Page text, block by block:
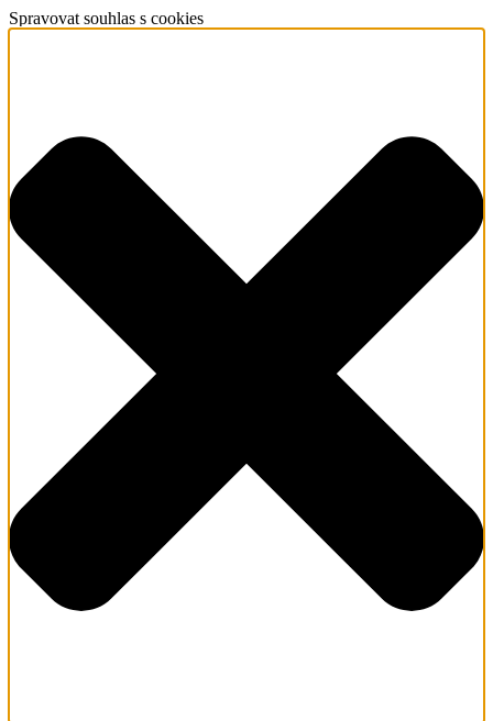
Spravovat souhlas s cookies